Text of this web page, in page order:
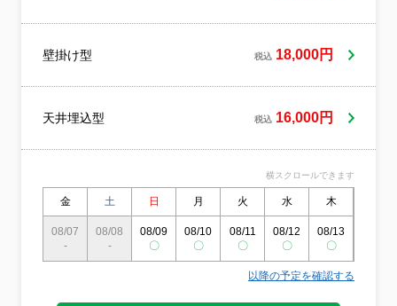
す。
壁掛け型 税込 18,000円
天井埋込型 税込 16,000円
横スクロールできます
金 土 日 月 火 水 木
08/07
-
08/08
-
08/09
〇
08/10
〇
08/11
〇
08/12
〇
08/13
〇
以降の予定を確認する